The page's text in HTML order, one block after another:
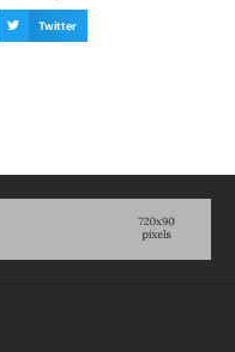
Twitter